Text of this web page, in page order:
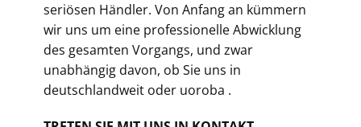
seriösen Händler. Von Anfang an kümmern
wir uns um eine professionelle Abwicklung
des gesamten Vorgangs, und zwar
unabhängig davon, ob Sie uns in
deutschlandweit oder uoroba .